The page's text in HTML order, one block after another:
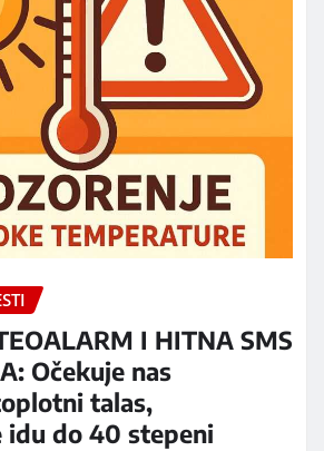
I HITNA SMS
Očekuje nas
talas,
do 40 stepeni